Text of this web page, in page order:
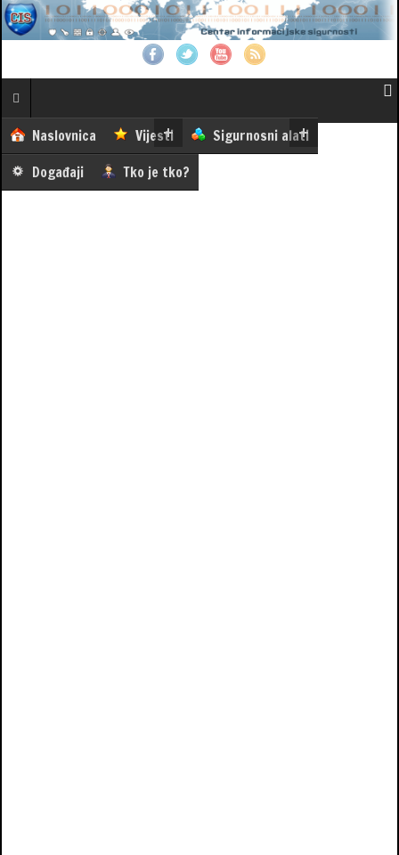
Naslovnica Vijesti
Sigurnosni alati
Događaji
Tko je tko?